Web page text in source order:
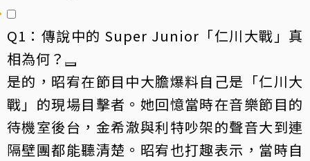
Q1：傳說中的 Super Junior「仁川大戰」真
相為何？
是的，昭宥在節目中大膽爆料自己是「仁川大
戰」的現場目擊者。她回憶當時在音樂節目的
待機室後台，金希澈與利特吵架的聲音大到連
隔壁團都能聽清楚。昭宥也打趣表示，當時自